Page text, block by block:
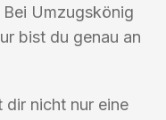
Umzugskönig
bist du genau an
dir nicht nur eine